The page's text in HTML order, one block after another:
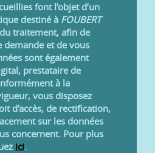
font l’objet d’un
destiné àFOUBERT
traitement, afin de
et de vous
sont également
prestataire de
à la
vous disposez
d'accès, de rectification,
sur les données
concernent. Pour plus
ici.